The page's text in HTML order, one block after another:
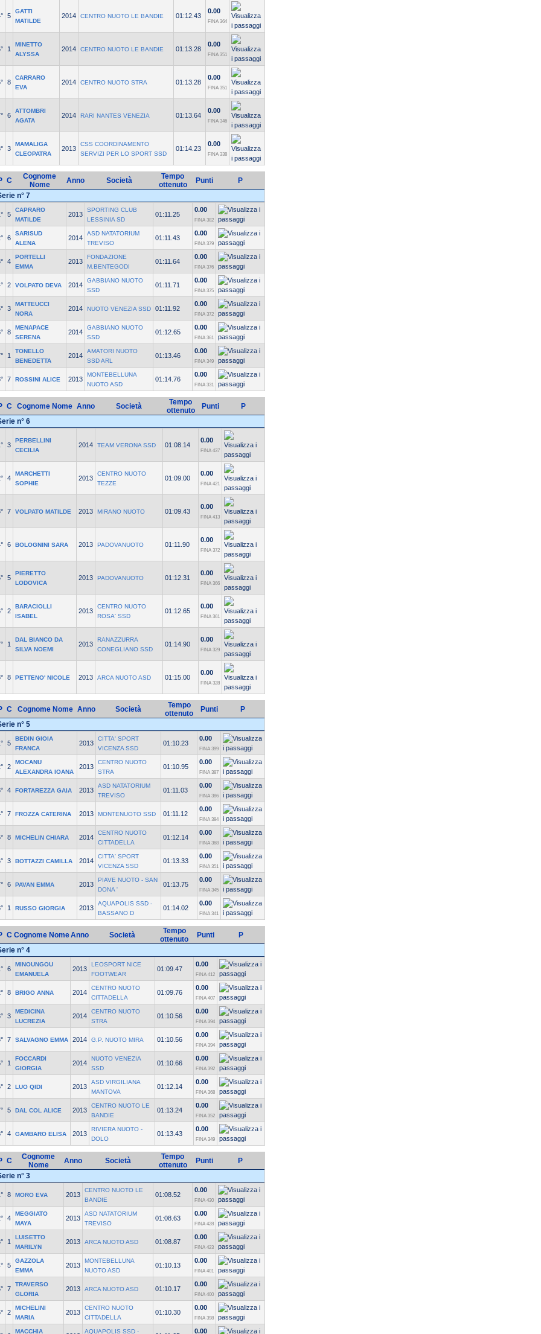
5
GATTI
MATILDE
2014 CENTRO NUOTO LE BANDIE 01:12.43
0.00
FINA 364
1
MINETTO
ALYSSA
2014 CENTRO NUOTO LE BANDIE 01:13.28
0.00
FINA 351
8
CARRARO
EVA
2014 CENTRO NUOTO STRA 01:13.28
0.00
FINA 351
6
ATTOMBRI
AGATA
2014 RARI NANTES VENEZIA 01:13.64
0.00
FINA 346
3
MAMALIGA
CLEOPATRA
2013
CSS COORDINAMENTO
SERVIZI PER LO SPORT SSD
01:14.23
0.00
FINA 338
C
Cognome
Nome
Anno Società
Tempo
ottenuto
Punti
P
n° 7
5
CAPRARO
MATILDE
2013
SPORTING CLUB
LESSINIA SD
01:11.25
0.00
FINA 382
6
SARISUD
ALENA
2014
ASD NATATORIUM
TREVISO
01:11.43
0.00
FINA 379
4
PORTELLI
EMMA
2013
FONDAZIONE
M.BENTEGODI
01:11.64
0.00
FINA 376
2 VOLPATO DEVA 2014
GABBIANO NUOTO
SSD
01:11.71
0.00
FINA 375
3
MATTEUCCI
NORA
2014 NUOTO VENEZIA SSD 01:11.92
0.00
FINA 372
8
MENAPACE
SERENA
2014
GABBIANO NUOTO
SSD
01:12.65
0.00
FINA 361
1
TONELLO
BENEDETTA
2014
AMATORI NUOTO
SSD ARL
01:13.46
0.00
FINA 349
7 ROSSINI ALICE 2013
MONTEBELLUNA
NUOTO ASD
01:14.76
0.00
FINA 331
C Cognome Nome Anno Società
Tempo
ottenuto
Punti
P
n° 6
3
PERBELLINI
CECILIA
2014 TEAM VERONA SSD 01:08.14
0.00
FINA 437
4
MARCHETTI
SOPHIE
2013
CENTRO NUOTO
TEZZE
01:09.00
0.00
FINA 421
7 VOLPATO MATILDE 2013 MIRANO NUOTO 01:09.43
0.00
FINA 413
6 BOLOGNINI SARA 2013 PADOVANUOTO 01:11.90
0.00
FINA 372
5
PIERETTO
LODOVICA
2013 PADOVANUOTO 01:12.31
0.00
FINA 366
2
BARACIOLLI
ISABEL
2013
CENTRO NUOTO
ROSA' SSD
01:12.65
0.00
FINA 361
1
DAL BIANCO DA
SILVA NOEMI
2013
RANAZZURRA
CONEGLIANO SSD
01:14.90
0.00
FINA 329
8 PETTENO' NICOLE 2013 ARCA NUOTO ASD 01:15.00
0.00
FINA 328
C Cognome Nome Anno Società
Tempo
ottenuto
Punti
P
n° 5
5
BEDIN GIOIA
FRANCA
2013
CITTA' SPORT
VICENZA SSD
01:10.23
0.00
FINA 399
2
MOCANU
ALEXANDRA IOANA
2013
CENTRO NUOTO
STRA
01:10.95
0.00
FINA 387
4 FORTAREZZA GAIA 2013
ASD NATATORIUM
TREVISO
01:11.03
0.00
FINA 386
7 FROZZA CATERINA 2013 MONTENUOTO SSD 01:11.12
0.00
FINA 384
8 MICHELIN CHIARA 2014
CENTRO NUOTO
CITTADELLA
01:12.14
0.00
FINA 368
3 BOTTAZZI CAMILLA 2014
CITTA' SPORT
VICENZA SSD
01:13.33
0.00
FINA 351
6 PAVAN EMMA 2013
PIAVE NUOTO - SAN
DONA '
01:13.75
0.00
FINA 345
1 RUSSO GIORGIA 2013
AQUAPOLIS SSD -
BASSANO D
01:14.02
0.00
FINA 341
C Cognome NomeAnno Società
Tempo
ottenuto
Punti
P
n° 4
6
MINOUNGOU
EMANUELA
2013
LEOSPORT NICE
FOOTWEAR
01:09.47
0.00
FINA 412
8 BRIGO ANNA 2014
CENTRO NUOTO
CITTADELLA
01:09.76
0.00
FINA 407
3
MEDICINA
LUCREZIA
2014
CENTRO NUOTO
STRA
01:10.56
0.00
FINA 394
7 SALVAGNO EMMA 2014 G.P. NUOTO MIRA 01:10.56
0.00
FINA 394
1
FOCCARDI
GIORGIA
2014
NUOTO VENEZIA
SSD
01:10.66
0.00
FINA 392
2 LUO QIDI 2013
ASD VIRGILIANA
MANTOVA
01:12.14
0.00
FINA 368
5 DAL COL ALICE 2013
CENTRO NUOTO LE
BANDIE
01:13.24
0.00
FINA 352
4 GAMBARO ELISA 2013
RIVIERA NUOTO -
DOLO
01:13.43
0.00
FINA 349
C
Cognome
Nome
Anno Società
Tempo
ottenuto
Punti
P
n° 3
8 MORO EVA 2013
CENTRO NUOTO LE
BANDIE
01:08.52
0.00
FINA 430
4
MEGGIATO
MAYA
2013
ASD NATATORIUM
TREVISO
01:08.63
0.00
FINA 428
1
LUISETTO
MARILYN
2013 ARCA NUOTO ASD 01:08.87
0.00
FINA 423
5
GAZZOLA
EMMA
2013
MONTEBELLUNA
NUOTO ASD
01:10.13
0.00
FINA 401
7
TRAVERSO
GLORIA
2013 ARCA NUOTO ASD 01:10.17
0.00
FINA 400
2
MICHELINI
MARIA
2013
CENTRO NUOTO
CITTADELLA
01:10.30
0.00
FINA 398
MACCHIA AQUAPOLIS SSD - 0.00